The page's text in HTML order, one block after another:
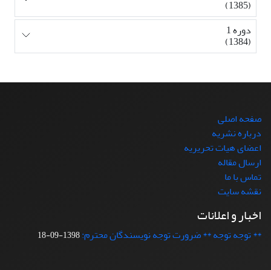
(1385)
دوره 1
(1384)
صفحه اصلی
درباره نشریه
اعضای هیات تحریریه
ارسال مقاله
تماس با ما
نقشه سایت
اخبار و اعلانات
** توجه توجه ** ضرورت توجه نویسندگان محترم:1398-09-18